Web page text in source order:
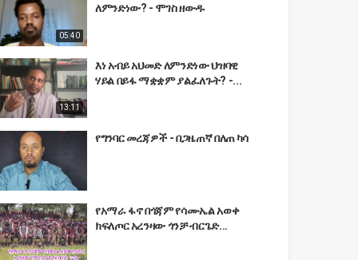
05:40
ለምንድነው? - ሞገስ ዘውዱ
13:11
እነ አብይ አህመድ ለምንድነው ህዝባዊ
ሃይል በይፋ ማቋቋም ያልፈለጉት? -...
የግንባር መረጃዎች - በጋዜጠኛ በለጠ ካሳ
የአማራ ፋኖ በጎጃም የሳሙኤል አወቀ
ክፍለጦር አረንዛው ጎንቻ ብርጌድ...